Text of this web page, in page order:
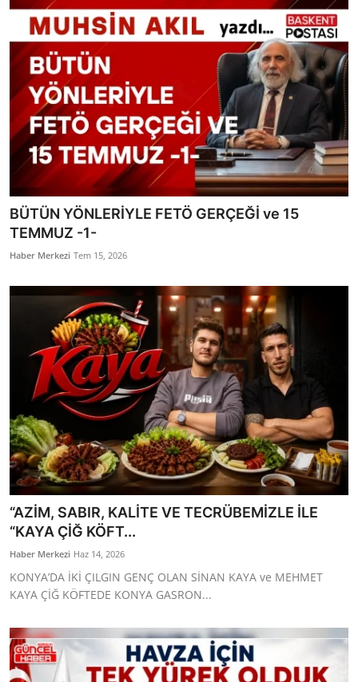
BÜTÜN YÖNLERİYLE FETÖ GERÇEĞİ ve 15
TEMMUZ -1-
Haber Merkezi Tem 15, 2026
“AZİM, SABIR, KALİTE VE TECRÜBEMİZLE İLE
“KAYA ÇİĞ KÖFT...
Haber Merkezi Haz 14, 2026
KONYA’DA İKİ ÇILGIN GENÇ OLAN SİNAN KAYA ve MEHMET
KAYA ÇİĞ KÖFTEDE KONYA GASRON...